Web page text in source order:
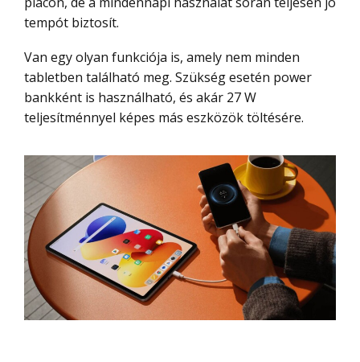
tempót biztosít.
Van egy olyan funkciója is, amely nem minden
tabletben található meg. Szükség esetén power
bankként is használható, és akár 27 W
teljesítménnyel képes más eszközök töltésére.